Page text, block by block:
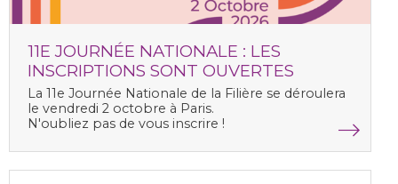
11E JOURNÉE NATIONALE : LES
INSCRIPTIONS SONT OUVERTES
La 11e Journée Nationale de la Filière se déroulera
le vendredi 2 octobre à Paris.
N'oubliez pas de vous inscrire !